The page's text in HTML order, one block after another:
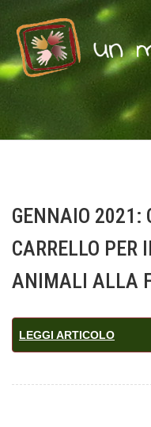
GENNAIO 2021:
CARRELLO PER
ANIMALI ALLA
LEGGI ARTICOLO